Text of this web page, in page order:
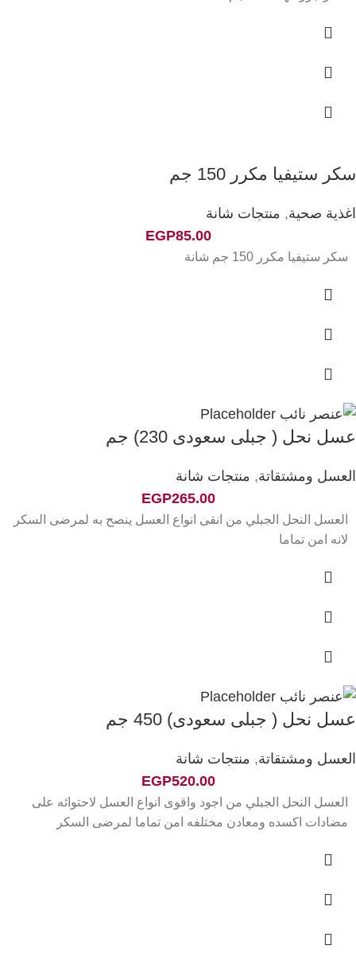
سكر ستيفيا مكرر 150 جم
اغذية صحية, منتجات شانة
EGP85.00
سكر ستيفيا مكرر 150 جم شانة
عسل نحل ( جبلى سعودى 230) جم
العسل ومشتقاتة, منتجات شانة
EGP265.00
العسل النحل الجبلي من انقى انواع العسل ينصح به لمرضى السكر
لانه امن تماما
عسل نحل ( جبلى سعودى) 450 جم
العسل ومشتقاتة, منتجات شانة
EGP520.00
العسل النحل الجبلي من اجود واقوى انواع العسل لاحتوائه على
مضادات اكسده ومعادن مختلفه امن تماما لمرضى السكر